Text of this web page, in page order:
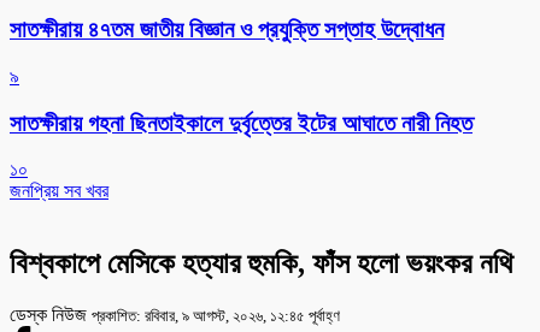
সাতক্ষীরায় ৪৭তম জাতীয় বিজ্ঞান ও প্রযুক্তি সপ্তাহ উদ্বোধন
৯
সাতক্ষীরায় গহনা ছিনতাইকালে দুর্বৃত্তের ইটের আঘাতে নারী নিহত
১০
জনপ্রিয় সব খবর
বিশ্বকাপে মেসিকে হত্যার হুমকি, ফাঁস হলো ভয়ংকর নথি
ডেস্ক নিউজ প্রকাশিত: রবিবার, ৯ আগস্ট, ২০২৬, ১২:৪৫ পূর্বাহ্ণ